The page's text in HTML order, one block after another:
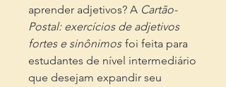
aprender adjetivos? A Cartão-
Postal: exercícios de adjetivos
fortes e sinônimos foi feita para
estudantes de nível intermediário
que desejam expandir seu